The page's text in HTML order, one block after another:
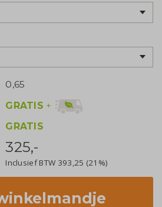
0,65
GRATIS +
GRATIS
325,-
Inclusief BTW 393,25 (21%)